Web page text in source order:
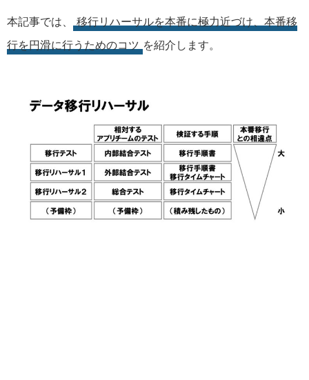
本記事では、
移行リハーサルを本番に極力近づけ、本番移
行を円滑に行うためのコツ を紹介します。